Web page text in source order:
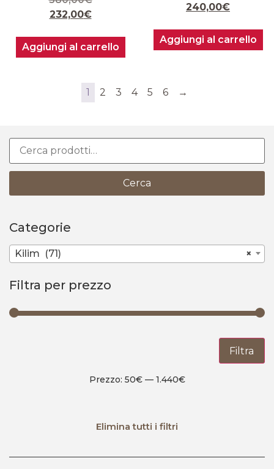
Cerca
Categorie
×
Kilim (71)
Filtra per prezzo
Filtra
Prezzo: 50€— 1.440€
Elimina tutti i filtri
232,00€
Aggiungi al carrello
240,00€
Aggiungi al carrello
1 2 3 4 5 6 →